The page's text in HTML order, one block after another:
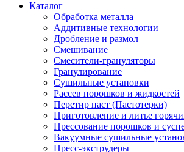
Каталог
Обработка металла
Аддитивные технологии
Дробление и размол
Смешивание
Смесители-грануляторы
Гранулирование
Сушильные установки
Рассев порошков и жидкостей
Перетир паст (Пастотерки)
Приготовление и литье
Прессование порошков и
Вакуумные сушильные
Пресс-экструдеры